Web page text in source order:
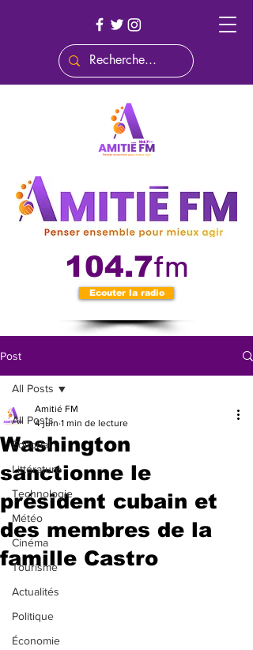
104.7fm
Ecouter la radio
Post
All Posts
Éditorial
Littérature
Technologie
Météo
Cinéma
Tourisme
Actualités
Politique
Économie
All Posts
Washington
sanctionne le
président cubain et
des membres de la
famille Castro
Amitié FM
4 juin 1 min de lecture